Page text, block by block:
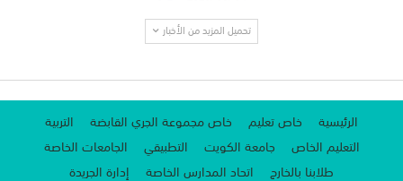
تحميل المزيد من الأخبار
الرئيسية خاص تعليم خاص مجموعة الجري القابضة
التربية
التعليم الخاص
جامعة الكويت التطبيقي
الجامعات الخاصة
طلابنا بالخارج
اتحاد المدارس الخاصة إدارة الجريدة